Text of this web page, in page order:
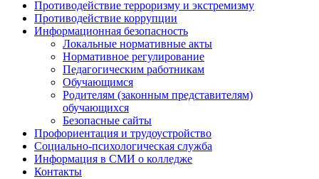
Противодействие терроризму и экстремизму
Противодействие коррупции
Информационная безопасность
Локальные нормативные акты
Нормативное регулирование
Педагогическим работникам
Обучающимся
Родителям (законным представителям)
обучающихся
Безопасные сайты
Профориентация и трудоустройство
Социально-психологическая служба
Информация в СМИ о колледже
Контакты